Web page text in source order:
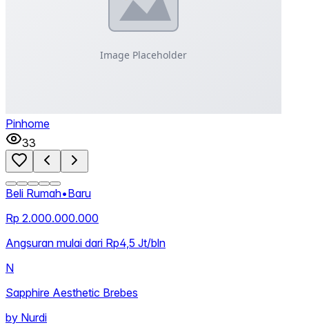
Pinhome
33
Beli Rumah•Baru
Rp 2.000.000.000
Angsuran mulai dari Rp4,5 Jt/bln
N
Sapphire Aesthetic Brebes
by Nurdi